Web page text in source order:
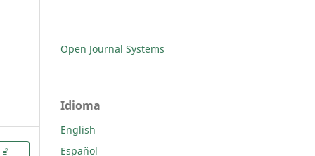
Open Journal Systems
Idioma
English
Español